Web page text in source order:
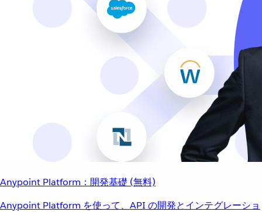
Anypoint Platform：開発基礎 (無料)
Anypoint Platform を使って、API の開発とインテグレーショ